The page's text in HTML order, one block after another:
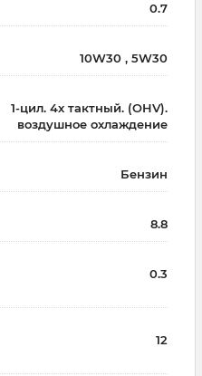
0.7
10W30 , 5W30
1-цил. 4х тактный. (OHV).
воздушное охлаждение
Бензин
8.8
0.3
12